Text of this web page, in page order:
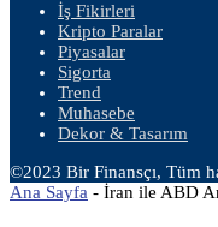
İş Fikirleri
Kripto Paralar
Piyasalar
Sigorta
Trend
Muhasebe
Dekor & Tasarım
©2023 Bir Finansçı, Tüm
Ana Sayfa - İran ile ABD